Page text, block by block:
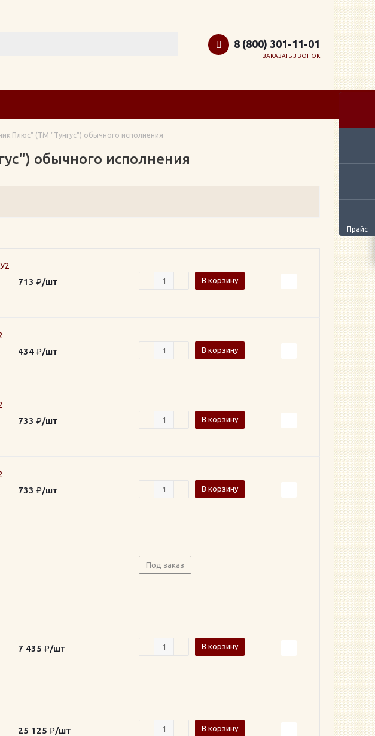
Прайс
8 (800) 301-11-01
ЗАКАЗАТЬ ЗВОНОК
Плюс" (ТМ "Тунгус") обычного исполнения
обычного исполнения
713 ₽/шт В корзину
434 ₽/шт В корзину
733 ₽/шт В корзину
733 ₽/шт В корзину
Под заказ
7 435 ₽/шт В корзину
25 125 ₽/шт В корзину